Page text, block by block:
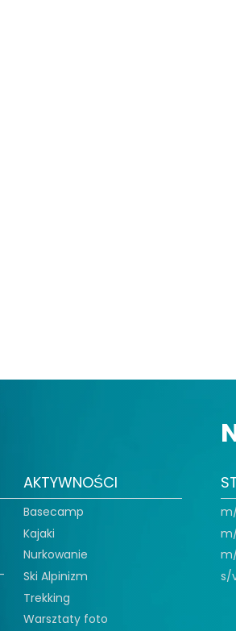
AKTYWNOŚCI
Basecamp
Kajaki
Nurkowanie
Ski Alpinizm
Trekking
Warsztaty foto
s/